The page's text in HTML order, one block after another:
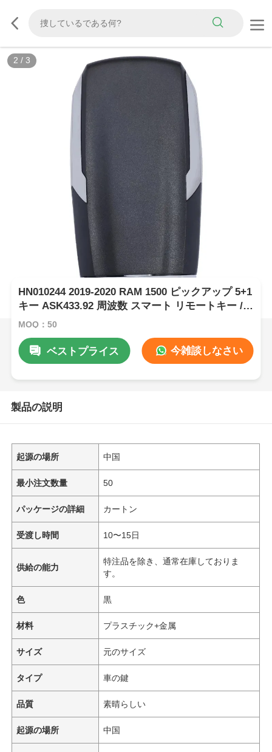
2 / 3
HN010244 2019-2020 RAM 1500 ピックアップ 5+1
キー ASK433.92 周波数 スマート リモートキー /
PCF7939M / HITAG AES / 4A CHIP / FCC ID:
MOQ：50
ベストプライス 今雑談しなさい
製品の説明
起源の場所 中国
最小注文数量 50
パッケージの詳細 カートン
受渡し時間 10〜15日
供給の能力
特注品を除き、通常在庫しておりま
す。
色 黒
材料 プラスチック+金属
サイズ 元のサイズ
タイプ 車の鍵
品質 素晴らしい
起源の場所 中国